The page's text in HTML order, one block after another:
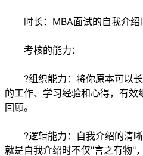
时长：MBA面试的自我介绍
考核的能力：
?组织能力：将你原本可以长
的工作、学习经验和心得，有
回顾。
?逻辑能力：自我介绍的清晰
就是自我介绍时不仅"言之有物"